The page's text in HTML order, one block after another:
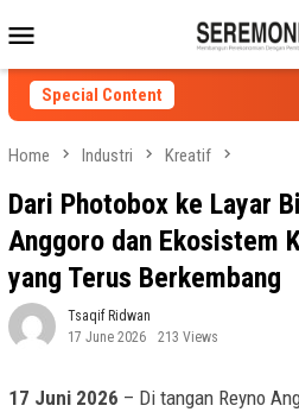
to
contentMenu
Special Content
Home Industri Kreatif
Dari Photobox ke Layar
Anggoro dan Ekosistem
yang Terus Berkembang
Tsaqif Ridwan
17 June 2026
213 Views
17 Juni 2026 – Di tangan Reyno